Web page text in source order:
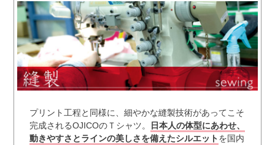
プリント工程と同様に、細やかな縫製技術があってこそ
完成されるOJICOのＴシャツ。
日本人の体型にあわせ、
動きやすさとラインの美しさを備えたシルエットを国内